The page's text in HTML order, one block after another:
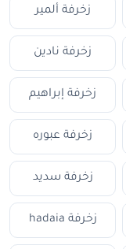
زخرفة ألمير
زخرفة نادين
زخرفة إبراهيم
زخرفة عبوره
زخرفة سديد
زخرفة hadaia